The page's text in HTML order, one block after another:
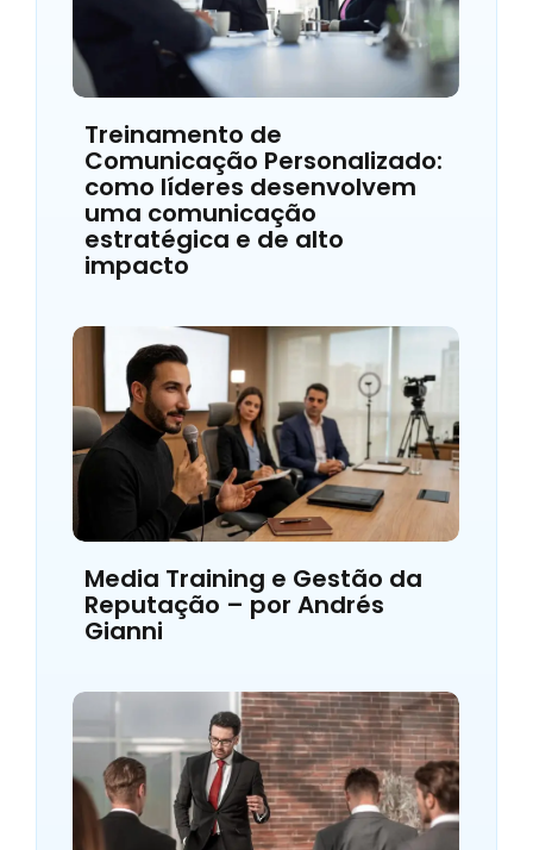
Treinamento de
Comunicação Personalizado:
como líderes desenvolvem
uma comunicação
estratégica e de alto
impacto
Media Training e Gestão da
Reputação – por Andrés
Gianni